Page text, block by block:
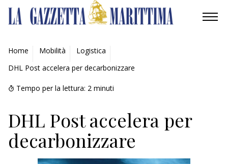
AMBIENTE
MOBILITÀ
INDUSTRIA
RICERCA
ECONOMIA
Home Mobilità
Logistica
DHL Post accelera per decarbonizzare
Tempo per la lettura: 2 minuti
DHL Post accelera per
decarbonizzare